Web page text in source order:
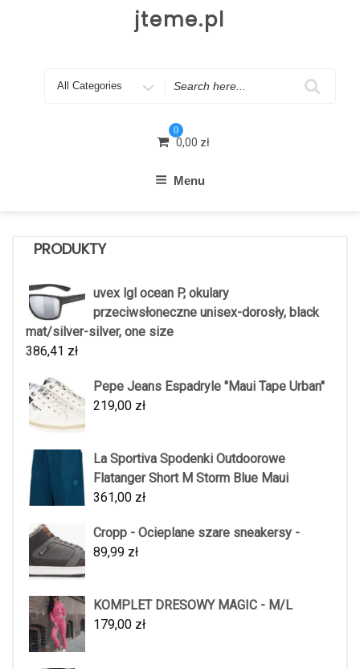
jteme.pl
Search
0
0,00 zł
Menu
PRODUKTY
uvex lgl ocean P, okulary
przeciwsłoneczne unisex-dorosły, black
mat/silver-silver, one size
386,41 zł
Pepe Jeans Espadryle "Maui Tape Urban"
219,00 zł
La Sportiva Spodenki Outdoorowe
Flatanger Short M Storm Blue Maui
361,00 zł
Cropp - Ocieplane szare sneakersy -
89,99 zł
KOMPLET DRESOWY MAGIC - M/L
179,00 zł